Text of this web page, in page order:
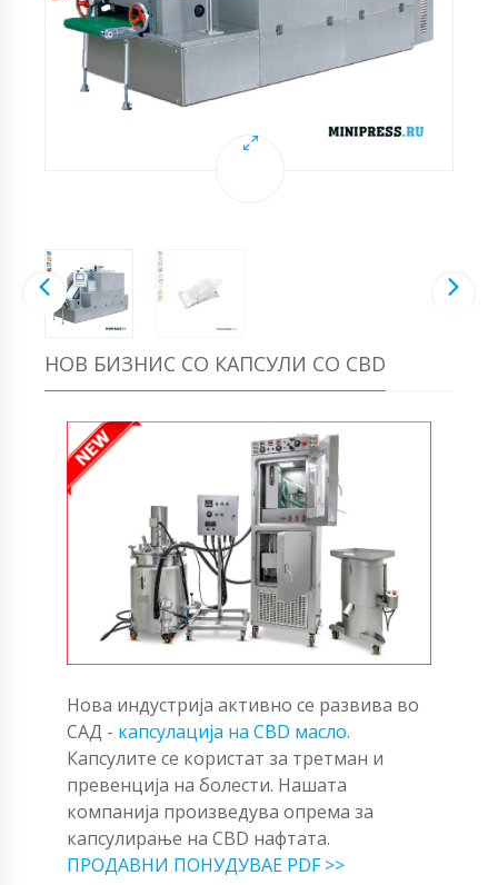
НОВ БИЗНИС СО КАПСУЛИ СО CBD
Нова индустрија активно се развива во
САД - капсулација на CBD масло.
Капсулите се користат за третман и
превенција на болести. Нашата
компанија произведува опрема за
капсулирање на CBD нафтата.
ПРОДАВНИ ПОНУДУВАЕ PDF >>